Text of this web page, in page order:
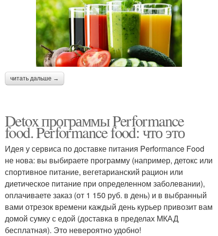
читать дальше →
Detox программы Performance
food. Performance food: что это
Идея у сервиса по доставке питания Performance Food
не нова: вы выбираете программу (например, детокс или
спортивное питание, вегетарианский рацион или
диетическое питание при определенном заболевании),
оплачиваете заказ (от 1 150 руб. в день) и в выбранный
вами отрезок времени каждый день курьер привозит вам
домой сумку с едой (доставка в пределах МКАД
бесплатная). Это невероятно удобно!